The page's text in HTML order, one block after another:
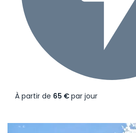
À partir de 65 €par jour